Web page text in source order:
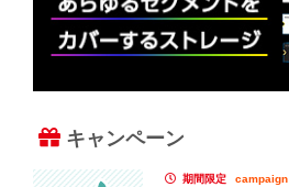
キャンペーン
期間限定 campaign